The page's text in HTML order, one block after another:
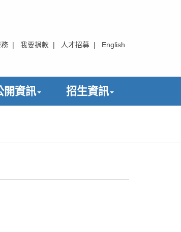
我要捐款 人才招募 English
開資訊 招生資訊